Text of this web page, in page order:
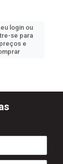
login ou
se para
e